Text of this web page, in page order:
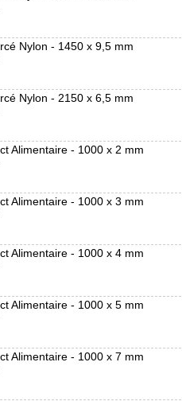
Nylon - 1450 x 9,5 mm
Nylon - 2150 x 6,5 mm
Alimentaire - 1000 x 2 mm
Alimentaire - 1000 x 3 mm
Alimentaire - 1000 x 4 mm
Alimentaire - 1000 x 5 mm
Alimentaire - 1000 x 7 mm